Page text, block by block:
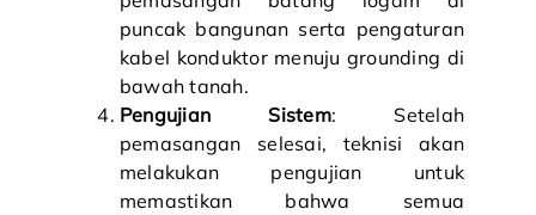
puncak bangunan serta pengaturan
kabel konduktor menuju grounding di
bawah tanah.
Pengujian Sistem: Setelah
pemasangan selesai, teknisi akan
melakukan pengujian untuk
memastikan bahwa semua